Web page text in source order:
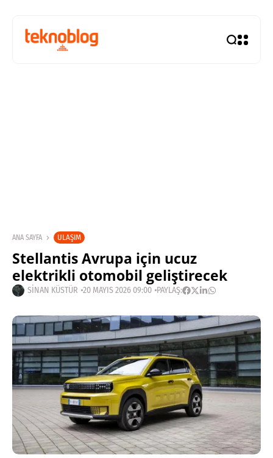
ANA SAYFA ULAŞIM
Stellantis Avrupa için ucuz
elektrikli otomobil geliştirecek
SINAN KÜSTÜR 20 MAYIS 2026 09:00 PAYLAŞ: